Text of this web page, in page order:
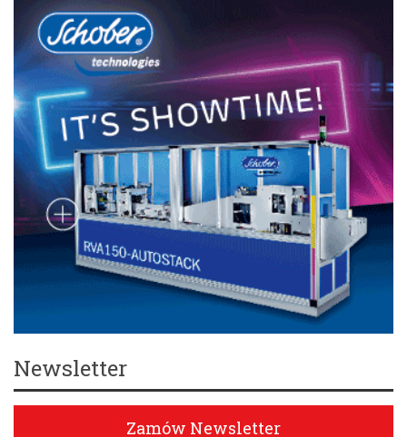
Newsletter
Zamów Newsletter